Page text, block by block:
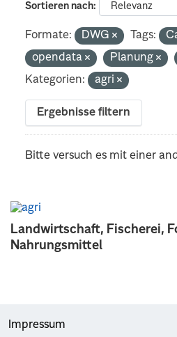
Landwirtschaft, Fischerei,
Nahrungsmittel
Sortieren nach
Formate: DWG Tags:
opendata
Planung
Kategorien:
agri
Ergebnisse filtern
Bitte versuch es mit einer
Impressum